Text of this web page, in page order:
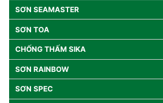
SƠN SEAMASTER
SƠN TOA
CHỐNG THẤM SIKA
SƠN RAINBOW
SƠN SPEC